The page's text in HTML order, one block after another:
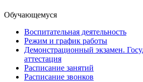
Обучающемуся
Воспитательная деятельность
Режим и график работы
Демонстрационный экзамен.
аттестация
Расписание занятий
Расписание звонков